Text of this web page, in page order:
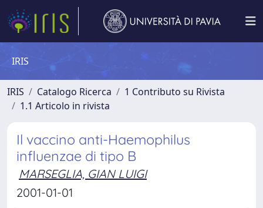
IRIS
IRIS Catalogo Ricerca
1 Contributo su Rivista
1.1 Articolo in rivista
Il vaccino anti-Haemophilus
influenzae di tipo B
MARSEGLIA, GIAN LUIGI
2001-01-01